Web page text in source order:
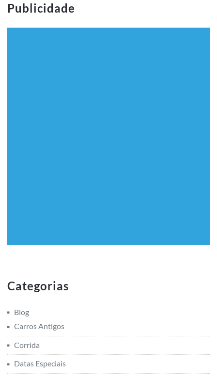
Publicidade
Categorias
Blog
Carros Antigos
Corrida
Datas Especiais